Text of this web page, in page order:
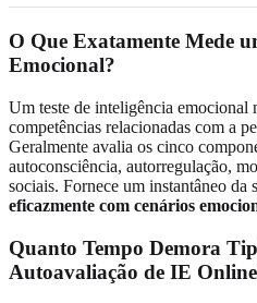
O Que Exatamente Mede
Emocional?
Um teste de inteligência emocional
competências relacionadas com a
Geralmente avalia os cinco
autoconsciência, autorregulação,
sociais. Fornece um instantâneo da
eficazmente com cenários
Quanto Tempo Demora
Autoavaliação de IE